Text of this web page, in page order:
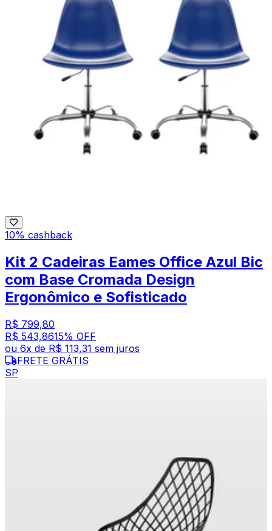
10% cashback
Kit 2 Cadeiras Eames Office Azul Bic
com Base Cromada Design
Ergonômico e Sofisticado
R$ 799,80
R$ 543,8615% OFF
ou 6x de R$ 113,31 sem juros
FRETE GRÁTIS
SP